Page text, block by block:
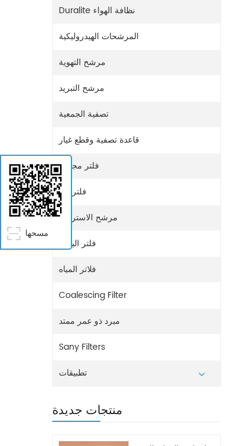
Duralite نظافة الهواء
المرشحات الهيدروليكية
مرشح التهوية
مرشح التبريد
تصفية الجمعية
قاعدة تصفية وقطع غيار
فلتر مجفف
فلتر غاز
مرشح الاستراحة
فلتر اليوريا
فلاتر المياه
Coalescing Filter
مبرد ذو عمر ممتد
Sany Filters
تطبيقات
منتجات جديدة
مسحها